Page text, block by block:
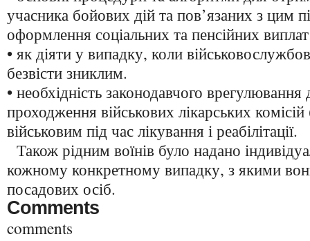
учасника бойових дій та пов’язаних з цим
оформлення соціальних та пенсійних
• як діяти у випадку, коли
безвісти зниклим.
• необхідність законодавчого врегулювання
проходження військових лікарських
військовим під час лікування і реабілітації.
Також рідним воїнів було надано
кожному конкретному випадку, з якими
посадових осіб.
Comments
comments